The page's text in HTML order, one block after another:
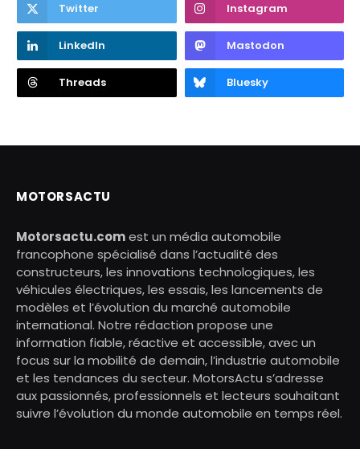
Twitter Instagram
LinkedIn Mastodon
Threads Bluesky
MOTORSACTU
Motorsactu.comest un média automobile
francophone spécialisé dans l’actualité des
constructeurs, les innovations technologiques, les
véhicules électriques, les essais, les lancements de
modèles et l’évolution du marché automobile
international. Notre rédaction propose une
information fiable, réactive et accessible, avec un
focus sur la mobilité de demain, l’industrie automobile
et les tendances du secteur. MotorsActu s’adresse
aux passionnés, professionnels et lecteurs souhaitant
suivre l’évolution du monde automobile en temps réel.